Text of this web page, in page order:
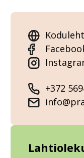
Koduleht
+372